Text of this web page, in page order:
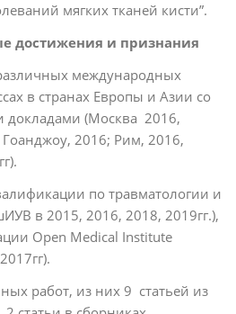
мягких тканей кисти”.
достижения и признания
международных
в странах Европы и Азии со
докладами (Москва 2016,
2016; Рим, 2016,
по травматологии и
в 2015, 2016, 2018, 2019гг.),
Open Medical Institute
работ, из них 9 статьей из